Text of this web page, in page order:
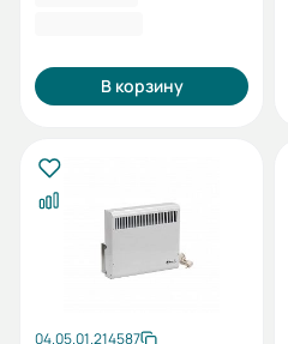
В корзину
04.05.01.214587